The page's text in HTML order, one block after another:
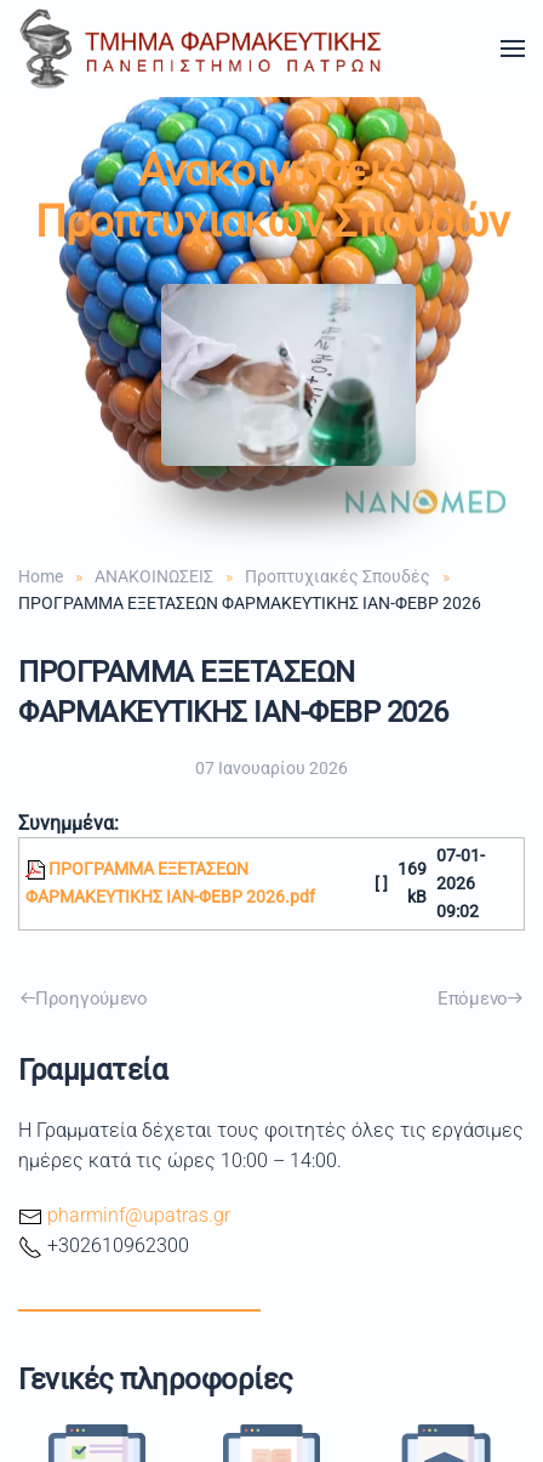
Skip to main content
Ανακοινώσεις
Προπτυχιακών Σπουδών
Home ΑΝΑΚΟΙΝΩΣΕΙΣ
Προπτυχιακές Σπουδές
ΠΡΟΓΡΑΜΜΑ ΕΞΕΤΑΣΕΩΝ ΦΑΡΜΑΚΕΥΤΙΚΗΣ ΙΑΝ-ΦΕΒΡ 2026
ΠΡΟΓΡΑΜΜΑ ΕΞΕΤΑΣΕΩΝ
ΦΑΡΜΑΚΕΥΤΙΚΗΣ ΙΑΝ-ΦΕΒΡ 2026
07 Ιανουαρίου 2026
Συνημμένα:
ΠΡΟΓΡΑΜΜΑ ΕΞΕΤΑΣΕΩΝ
ΦΑΡΜΑΚΕΥΤΙΚΗΣ ΙΑΝ-ΦΕΒΡ 2026.pdf
[ ]
169
kB
07-01-
2026
09:02
Προηγούμενο Επόμενο
Γραμματεία
Η Γραμματεία δέχεται τους φοιτητές όλες τις εργάσιμες
ημέρες κατά τις ώρες 10:00 – 14:00.
pharminf@upatras.gr
+302610962300
Γενικές πληροφορίες